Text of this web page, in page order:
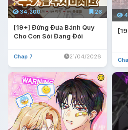
34,200 26
[19+] Đừng Đưa Bánh Quy
Cho Con Sói Đang Đói
Chap 7 21/04/2026